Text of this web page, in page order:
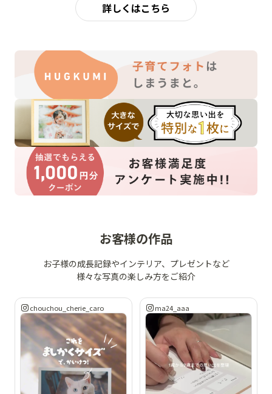
詳しくはこちら
お客様の作品
お子様の成長記録やインテリア、プレゼントなど
様々な写真の楽しみ方をご紹介
chouchou_cherie_caro ma24_aaa